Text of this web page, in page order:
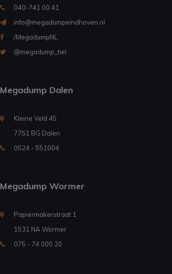
040-741 00 41
info@megadumpeindhoven.nl
/MegadumpNL
@megadump_tiel
Megadump Dalen
Kleine Veld 45
7751 BG Dalen
0524 - 551004
Megadump Wormer
Papiermakerstraat 1
1531 NA Wormer
075 - 74 000 20